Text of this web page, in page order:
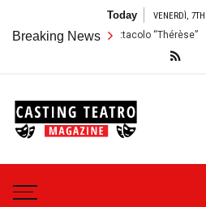
content
Today VENERDÌ,
Breaking News
per lo Spettacolo “Thérèse”
teatrali